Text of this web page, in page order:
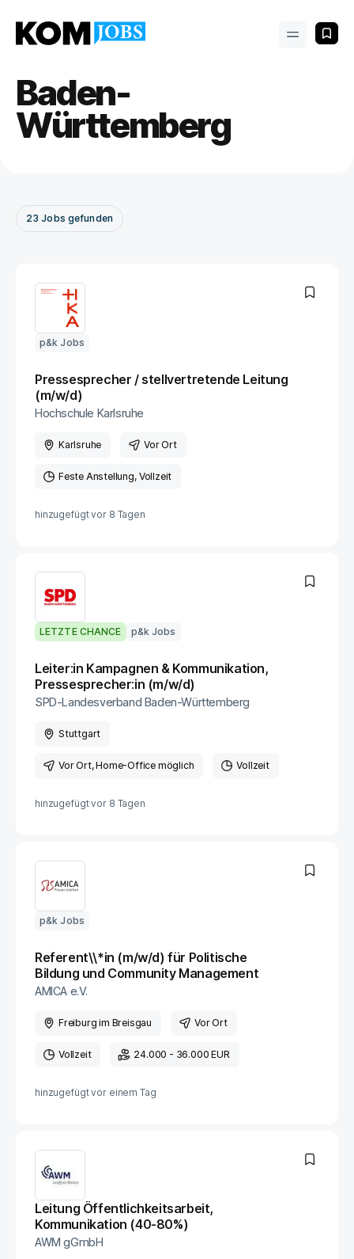
Baden-
Württemberg
23 Jobs gefunden
p&k Jobs
Pressesprecher / stellvertretende Leitung
(m/w/d)
Hochschule Karlsruhe
Karlsruhe Vor Ort
Feste Anstellung Vollzeit
hinzugefügt vor 8 Tagen
LETZTE CHANCE p&k Jobs
Leiter:in Kampagnen & Kommunikation,
Pressesprecher:in (m/w/d)
SPD-Landesverband Baden-Württemberg
Stuttgart
Vor Ort, Home-Office möglich Vollzeit
hinzugefügt vor 8 Tagen
p&k Jobs
Referent\\*in (m/w/d) für Politische
Bildung und Community Management
AMICA e.V.
Freiburg im Breisgau Vor Ort
Vollzeit 24.000 - 36.000 EUR
hinzugefügt vor einem Tag
Leitung Öffentlichkeitsarbeit,
Kommunikation (40-80%)
AWM gGmbH